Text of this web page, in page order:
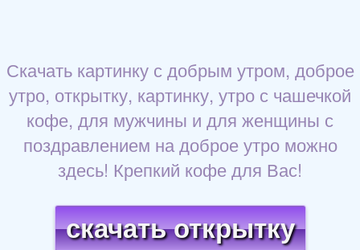
Скачать картинку с добрым утром, доброе
утро, открытку, картинку, утро с чашечкой
кофе, для мужчины и для женщины с
поздравлением на доброе утро можно
здесь! Крепкий кофе для Вас!
скачать открытку